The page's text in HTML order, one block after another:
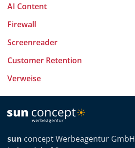
AI Content
Firewall
Screenreader
Customer Retention
Verweise
sun concept Werbeagentur GmbH